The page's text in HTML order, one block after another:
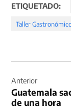
ETIQUETADO:
Taller
de
entradas
Anterior
Guatemala
de una hora